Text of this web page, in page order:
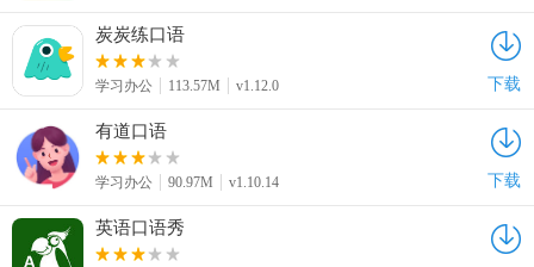
炭炭练口语
学习办公 113.57M v1.12.0 下载
有道口语
学习办公 90.97M v1.10.14 下载
英语口语秀